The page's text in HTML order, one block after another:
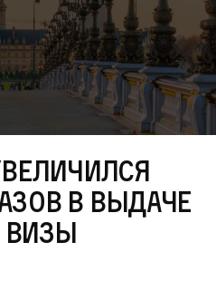
в выдаче
визы